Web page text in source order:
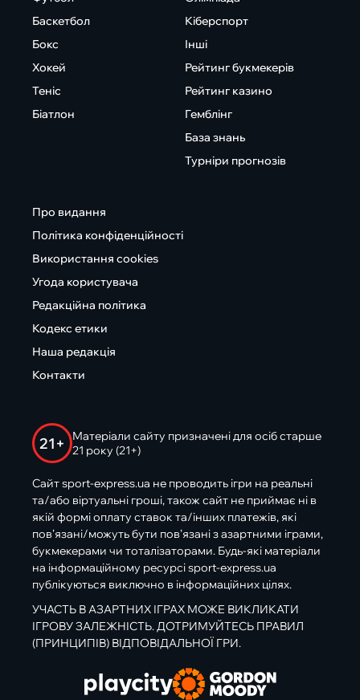
Баскетбол
Бокс
Хокей
Теніс
Біатлон
Кіберспорт
Інші
Рейтинг букмекерів
Рейтинг казино
Гемблінг
База знань
Турніри прогнозів
Про видання
Політика конфіденційності
Використання cookies
Угода користувача
Редакційна політика
Кодекс етики
Наша редакція
Контакти
21+
Матеріали сайту призначені для осіб старше
21 року (21+)
Сайт sport-express.ua не проводить ігри на реальні
та/або віртуальні гроші, також сайт не приймає ні в
якій формі оплату ставок та/інших платежів, які
пов’язані/можуть бути пов’язані з азартними іграми,
букмекерами чи тоталізаторами. Будь-які матеріали
на інформаційному ресурсі sport-express.ua
публікуються виключно в інформаційних цілях.
УЧАСТЬ В АЗАРТНИХ ІГРАХ МОЖЕ ВИКЛИКАТИ
ІГРОВУ ЗАЛЕЖНІСТЬ. ДОТРИМУЙТЕСЬ ПРАВИЛ
(ПРИНЦИПІВ) ВІДПОВІДАЛЬНОЇ ГРИ.